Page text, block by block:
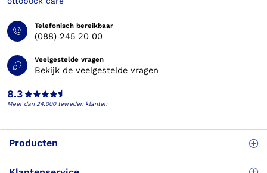
Telefonisch bereikbaar
(088) 245 20 00
Veelgestelde vragen
Bekijk de veelgestelde vragen
8.3
Meer dan 24.000 tevreden klanten
Producten